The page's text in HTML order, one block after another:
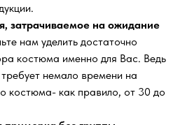
затрачиваемое на ожидание
нам уделить достаточно
костюма именно для Вас. Ведь
немало времени на
костюма- как правило, от 30 до